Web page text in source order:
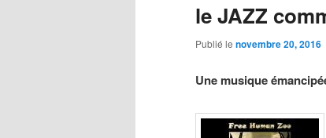
principal
secondaire
le JAZZ
Publié le novembre 20, 2016
Une musique